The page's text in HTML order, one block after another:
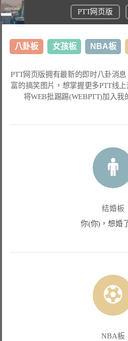
PTT网页版
八卦板 女孩板 NBA板
美食板
PTT网页版拥有最新的即时八卦消
富的搞笑图片，想掌握更多PTT线
将WEB批踢踢(WEBPTT)加入我
结婚板
你(你)，想婚
NBA板